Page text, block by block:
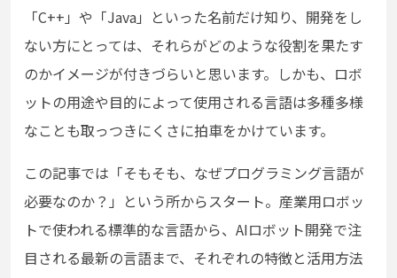
「C++」や「Java」といった名前だけ知り、開発をし
ない方にとっては、それらがどのような役割を果たす
のかイメージが付きづらいと思います。しかも、ロボ
ットの用途や目的によって使用される言語は多種多様
なことも取っつきにくさに拍車をかけています。
この記事では「そもそも、なぜプログラミング言語が
必要なのか？」という所からスタート。産業用ロボッ
トで使われる標準的な言語から、AIロボット開発で注
目される最新の言語まで、それぞれの特徴と活用方法